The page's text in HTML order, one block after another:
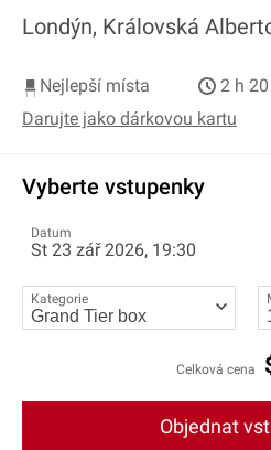
Londýn, Královská
Nejlepší místa
2 h
Darujte jako dárkovou kartu
Vyberte vstupenky
Datum
St 23 zář 2026, 19:30
Kategorie
Celková cena
Objednat